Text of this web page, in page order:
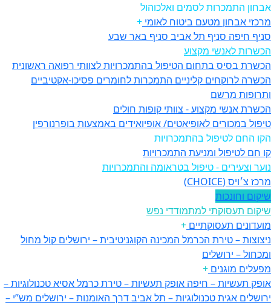
אבחון התמכרות לסמים ואלכוהול
מרכזי אבחון מטעם ביטוח לאומי +
סניף חיפה סניף תל אביב סניף באר שבע
הכשרות לאנשי מקצוע
הכשרת בסיס בתחום הטיפול בהתמכרויות לצוותי רפואה ראשונית
הכשרה לרוקחים קליניים התמכרות לחומרים פסיכו-אקטיביים
ותרופות מרשם
הכשרת אנשי מקצוע - צוותי קופות חולים
טיפול במכורים לאופיאטים/ אופיואידים באמצעות בופרנורפין
הקו החם לטיפול בהתמכרויות
קו חם לטיפול ומניעת התמכרויות
נוער וצעירים - טיפול בטראומה והתמכרויות
מרכז צ׳ויס (CHOICE)
שיקום וחונכות
שיקום תעסוקתי למתמודדי נפש
מועדונים תעסוקתיים +
ניצוצות – טירת הכרמל המכינה הקוגניטיבית – ירושלים קול מחול
ומכחול – ירושלים
מפעלים מוגנים +
אופק תעשיות – חיפה אופק תעשיות – טירת כרמלאסיא טכנולוגיות –
ירושלים אגית טכנולוגיות – תל אביבדרך האומנות – ירושלים מש”י –